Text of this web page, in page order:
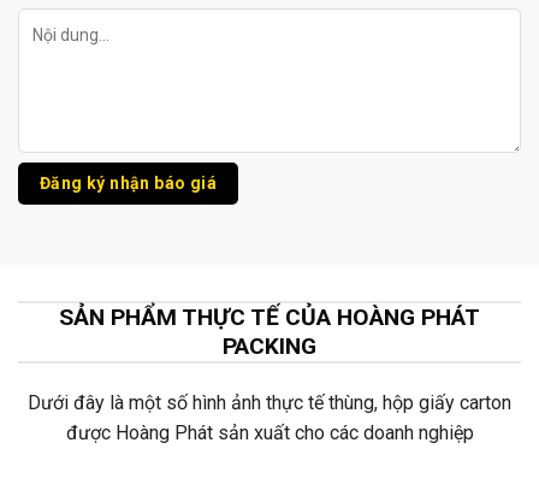
SẢN PHẨM THỰC TẾ CỦA HOÀNG PHÁT
PACKING
Dưới đây là một số hình ảnh thực tế thùng, hộp giấy carton
được Hoàng Phát sản xuất cho các doanh nghiệp